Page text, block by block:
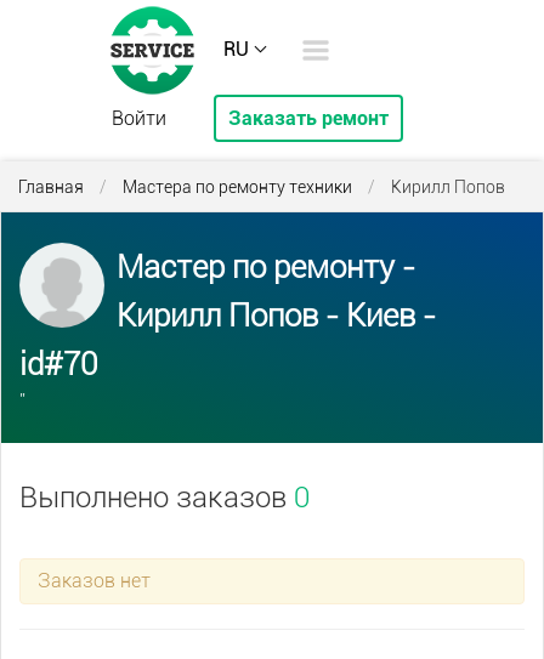
RU
Войти Заказать ремонт
Главная / Мастера по ремонту техники / Кирилл Попов
Мастер по ремонту -
Кирилл Попов - Киев -
id#70
''
Выполнено заказов 0
Заказов нет